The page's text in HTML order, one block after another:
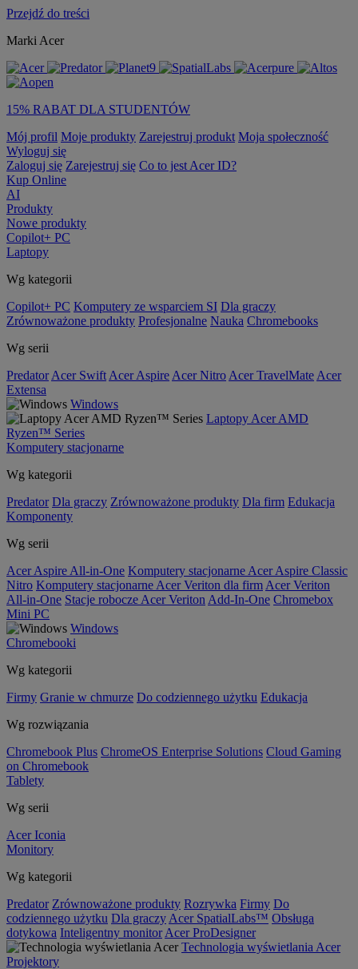
Przejdź do treści
Marki Acer
15% RABAT DLA STUDENTÓW
Mój profil Moje produkty Zarejestruj produkt Moja społeczność
Wyloguj się
Zaloguj się Zarejestruj się Co to jest Acer ID?
Kup Online
AI
Produkty
Nowe produkty
Copilot+ PC
Laptopy
Wg kategorii
Copilot+ PC Komputery ze wsparciem SI Dla graczy
Zrównoważone produkty Profesjonalne Nauka Chromebooks
Wg serii
Predator Acer Swift Acer Aspire Acer Nitro Acer TravelMate Acer
Extensa
Windows
Laptopy Acer AMD
Ryzen™ Series
Komputery stacjonarne
Wg kategorii
Predator Dla graczy Zrównoważone produkty Dla firm Edukacja
Komponenty
Wg serii
Acer Aspire All-in-One Komputery stacjonarne Acer Aspire Classic
Nitro Komputery stacjonarne Acer Veriton dla firm Acer Veriton
All-in-One Stacje robocze Acer Veriton Add-In-One Chromebox
Mini PC
Windows
Chromebooki
Wg kategorii
Firmy Granie w chmurze Do codziennego użytku Edukacja
Wg rozwiązania
Chromebook Plus ChromeOS Enterprise Solutions Cloud Gaming
on Chromebook
Tablety
Wg serii
Acer Iconia
Monitory
Wg kategorii
Predator Zrównoważone produkty Rozrywka Firmy Do
codziennego użytku Dla graczy Acer SpatialLabs™ Obsługa
dotykowa Inteligentny monitor Acer ProDesigner
Technologia wyświetlania Acer
Projektory